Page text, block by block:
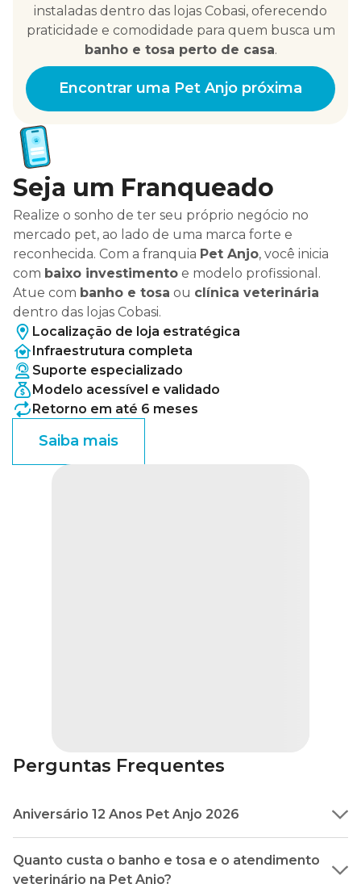
instaladas dentro das lojas Cobasi, oferecendo
praticidade e comodidade para quem busca um
banho e tosa perto de casa.
Encontrar uma Pet Anjo próxima
Seja um Franqueado
Realize o sonho de ter seu próprio negócio no
mercado pet, ao lado de uma marca forte e
reconhecida. Com a franquia Pet Anjo, você inicia
com baixo investimento e modelo profissional.
Atue com banho e tosa ou clínica veterinária
dentro das lojas Cobasi.
Localização de loja estratégica
Infraestrutura completa
Suporte especializado
Modelo acessível e validado
Retorno em até 6 meses
Saiba mais
Perguntas Frequentes
Aniversário 12 Anos Pet Anjo 2026
Durante o mês de junho aproveite 12% OFF* no 1º banho
no Centro Estético Pet Anjo + 12% OFF* Cobasi para
Quanto custa o banho e tosa e o atendimento
veterinário na Pet Anjo?